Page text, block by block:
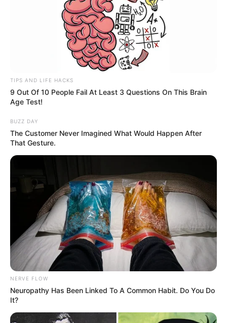
TIPS AND LIFE HACKS
9 Out Of 10 People Fail At Least 3 Questions On This Brain
Age Test!
BUZZ DAY
The Customer Never Imagined What Would Happen After
That Gesture.
NERVE FLOW
Neuropathy Has Been Linked To A Common Habit. Do You Do
It?